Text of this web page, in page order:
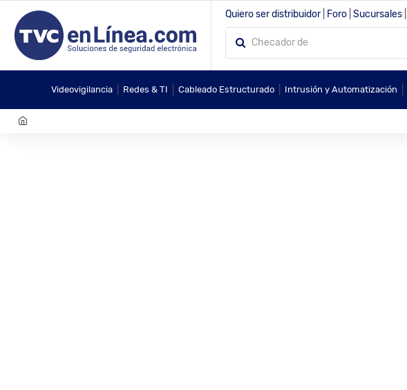
Quiero ser distribuidor Foro Sucursales
Videovigilancia Redes & TI Cableado Estructurado Intrusión y Automatización